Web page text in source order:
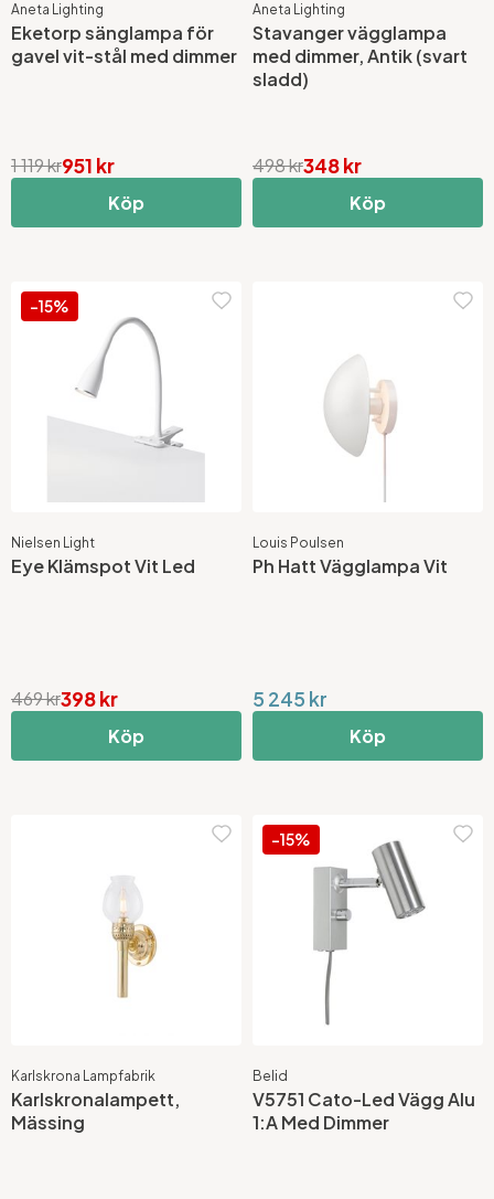
Aneta Lighting
Eketorp sänglampa för
gavel vit-stål med dimmer
951 kr
1 119 kr
Köp
Aneta Lighting
Stavanger vägglampa
med dimmer, Antik (svart
sladd)
348 kr
498 kr
Köp
-15%
Nielsen Light
Eye Klämspot Vit Led
398 kr
469 kr
Köp
Louis Poulsen
Ph Hatt Vägglampa Vit
5 245 kr
Köp
Karlskrona Lampfabrik
Karlskronalampett,
Mässing
-15%
Belid
V5751 Cato-Led Vägg Alu
1:A Med Dimmer